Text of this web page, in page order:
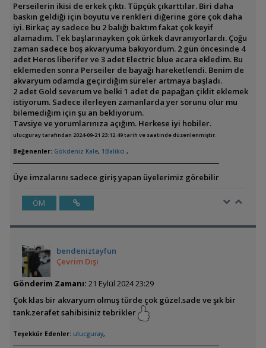
Perseilerin ikisi de erkek çıktı. Tüpçük çıkarttılar. Biri daha
baskın geldiği için boyutu ve renkleri diğerine göre çok daha
iyi. Birkaç ay sadece bu 2 balığı baktım fakat çok keyif
alamadım. Tek başlarınayken çok ürkek davranıyorlardı. Çoğu
zaman sadece boş akvaryuma bakıyordum. 2 gün öncesinde 4
adet Heros liberifer ve 3 adet Electric blue acara ekledim. Bu
eklemeden sonra Perseiler de bayağı hareketlendi. Benim de
akvaryum odamda geçirdiğim süreler artmaya başladı.
2 adet Gold severum ve belki 1 adet de papağan çiklit eklemek
istiyorum. Sadece ilerleyen zamanlarda yer sorunu olur mu
bilemediğim için şu an bekliyorum.
Tavsiye ve yorumlarınıza açığım. Herkese iyi hobiler.
ulucguray tarafından 2024-09-21 23:12:49 tarih ve saatinde düzenlenmiştir.
Beğenenler: Gökdeniz Kale, 1Balikci ,
Üye imzalarını sadece giriş yapan üyelerimiz görebilir
ÖM
bendeniztayfun
Çevrim Dışı
Gönderim Zamanı: 21 Eylül 2024 23:29
Çok klas bir akvaryum olmuş türde çok güzel.sade ve şık bir
tank.zerafet sahibisiniz tebrikler
Teşekkür Edenler: ulucguray,